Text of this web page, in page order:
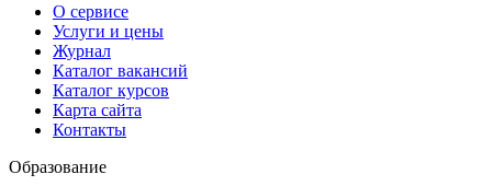
О сервисе
Услуги и цены
Журнал
Каталог вакансий
Каталог курсов
Карта сайта
Контакты
Образование